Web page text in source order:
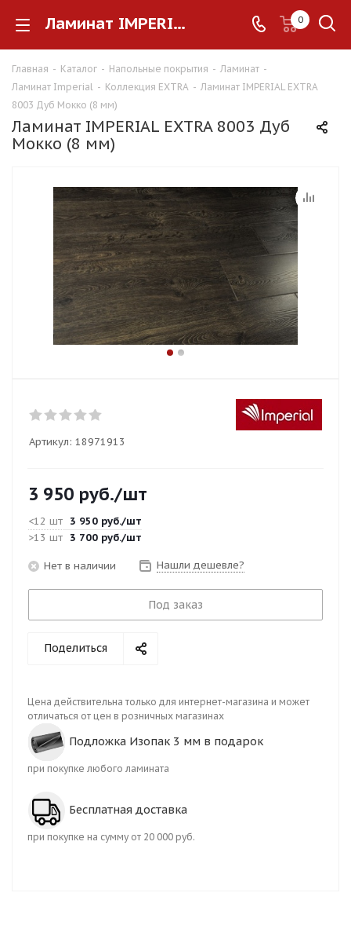
Ламинат IMPERIAL EXTRA 8003 Дуб Мокко (8 мм) 0
Главная - Каталог - Напольные покрытия - Ламинат -
Ламинат Imperial - Коллекция EXTRA - Ламинат IMPERIAL EXTRA
8003 Дуб Мокко (8 мм)
Ламинат IMPERIAL EXTRA 8003 Дуб
Мокко (8 мм)
Артикул: 18971913
3 950 руб./шт
<12 шт 3 950 руб./шт
>13 шт 3 700 руб./шт
Нет в наличии Нашли дешевле?
Под заказ
Поделиться
Цена действительна только для интернет-магазина и может
отличаться от цен в розничных магазинах
Подложка Изопак 3 мм в подарок
при покупке любого ламината
Бесплатная доставка
при покупке на сумму от 20 000 руб.